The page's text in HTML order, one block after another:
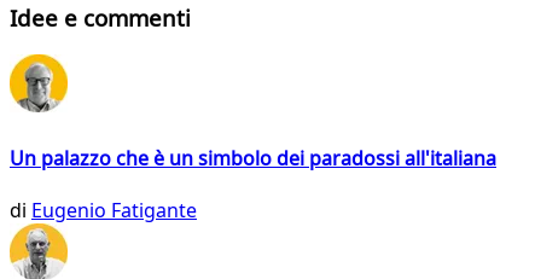
Idee e commenti
Un palazzo che è un simbolo dei paradossi all'italiana
di Eugenio Fatigante